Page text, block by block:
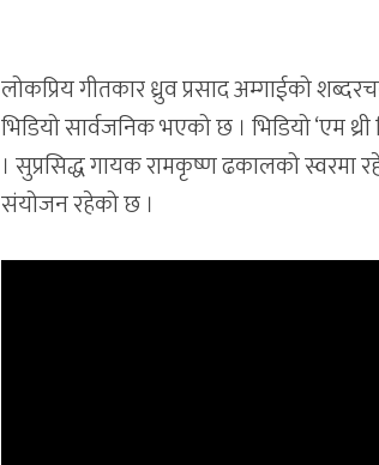
लोकप्रिय गीतकार ध्रुव प्रसाद अम्गाईको
भिडियो सार्वजनिक भएको छ । भिडियो ‘एम
। सुप्रसिद्ध गायक रामकृष्ण ढकालको स्वरमा
संयोजन रहेको छ ।